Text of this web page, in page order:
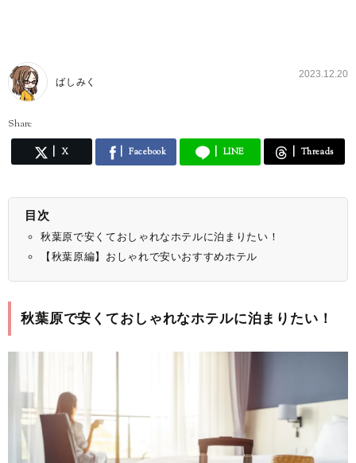
ばしみく
2023.12.20
Share
X Facebook LINE Threads
目次
秋葉原で安くておしゃれなホテルに泊まりたい！
【秋葉原編】おしゃれで安いおすすめホテル
秋葉原で安くておしゃれなホテルに泊まりたい！